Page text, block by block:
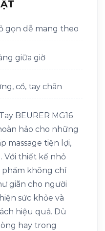
được
chọn
gọn dễ mang theo
giữa giờ
cổ, tay chân
BEURER MG16
hảo cho những
massage tiện lợi,
Với thiết kế nhỏ
phẩm không chỉ
giãn cho người
sức khỏe và
hiệu quả. Dù
hay trong